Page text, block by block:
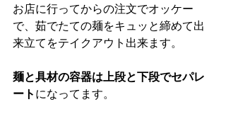
お店に行ってからの注文でオッケー
で、茹でたての麺をキュッと締めて出
来立てをテイクアウト出来ます。
麺と具材の容器は上段と下段でセパレ
ートになってます。